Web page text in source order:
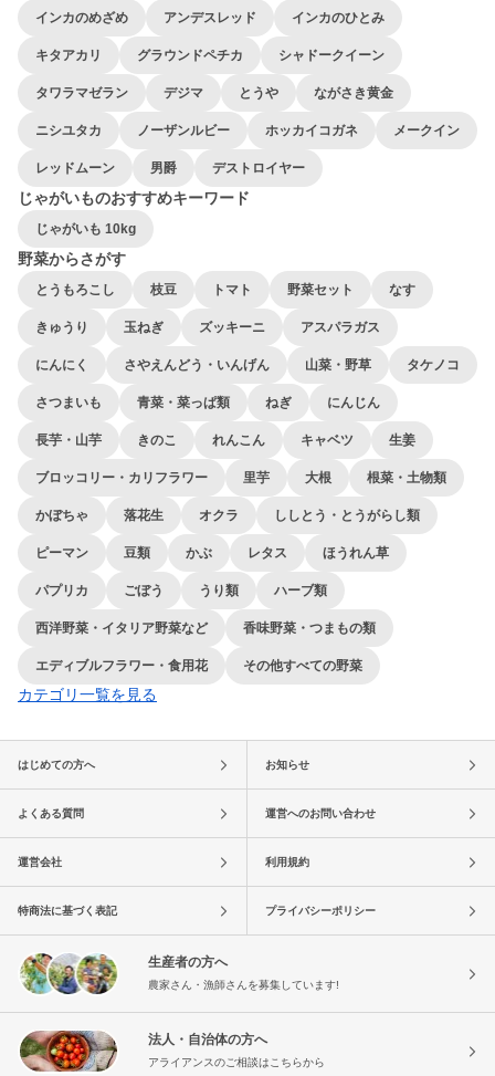
インカのめざめ アンデスレッド インカのひとみ
キタアカリ グラウンドペチカ シャドークイーン
タワラマゼラン デジマ とうや ながさき黄金
ニシユタカ ノーザンルビー ホッカイコガネ メークイン
レッドムーン 男爵 デストロイヤー
じゃがいものおすすめキーワード
じゃがいも 10kg
野菜からさがす
とうもろこし 枝豆 トマト 野菜セット なす
きゅうり 玉ねぎ ズッキーニ アスパラガス
にんにく さやえんどう・いんげん 山菜・野草 タケノコ
さつまいも 青菜・菜っぱ類 ねぎ にんじん
長芋・山芋 きのこ れんこん キャベツ 生姜
ブロッコリー・カリフラワー 里芋 大根 根菜・土物類
かぼちゃ 落花生 オクラ ししとう・とうがらし類
ピーマン 豆類 かぶ レタス ほうれん草
パプリカ ごぼう うり類 ハーブ類
西洋野菜・イタリア野菜など 香味野菜・つまもの類
エディブルフラワー・食用花 その他すべての野菜
カテゴリ一覧を見る
はじめての方へ お知らせ
よくある質問 運営へのお問い合わせ
運営会社 利用規約
特商法に基づく表記 プライバシーポリシー
生産者の方へ
農家さん・漁師さんを募集しています!
法人・自治体の方へ
アライアンスのご相談はこちらから